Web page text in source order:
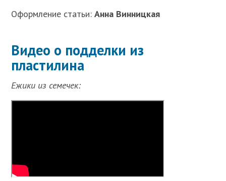
Оформление статьи:Анна Винницкая
Видео о подделки из
пластилина
Ежики из семечек: